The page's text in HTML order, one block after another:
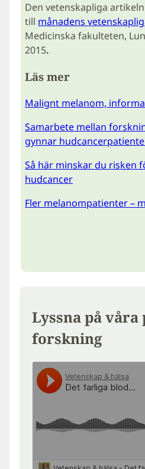
Den vetenskapliga
till månadens
Medicinska fakulteten,
2015.
Läs mer
Malignt melanom,
Samarbete mellan
gynnar
Så här minskar du risken
hudcancer
Fler melanompatienter –
Lyssna på
forskning